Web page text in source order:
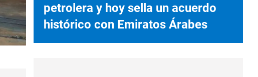
petrolera y hoy sella un acuerdo
histórico con Emiratos Árabes